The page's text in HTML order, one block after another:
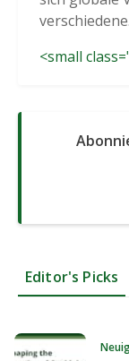
<small
Editor's Picks